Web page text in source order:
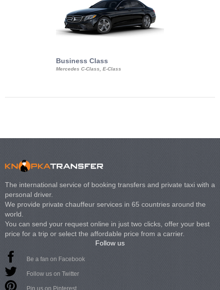
Business Class
Mercedes C-Class, E-Class
The international service of booking transfers and private taxi with a
personal driver.
We provide private chauffeur services in 65 countries around the
world.
You can send your request online in just two clicks, offer your best
price for a trip or select the affordable price from a carrier.
Follow us
Be a fan on Facebook
Follow us on Twitter
Pin us on Pinterest